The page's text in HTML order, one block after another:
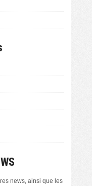
news, ainsi que les